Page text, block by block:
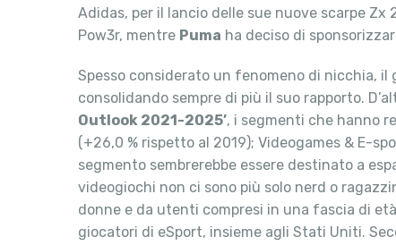
Adidas, per il lancio delle sue nuove scarpe
Pow3r, mentre Puma ha deciso di
Spesso considerato un fenomeno di nicchia,
consolidando sempre di più il suo rapporto.
Outlook 2021-2025’, i segmenti che hanno
(+26,0 % rispetto al 2019); Videogames & E-
segmento sembrerebbe essere destinato a
videogiochi non ci sono più solo nerd o
donne e da utenti compresi in una fascia di
giocatori di eSport, insieme agli Stati Uniti.